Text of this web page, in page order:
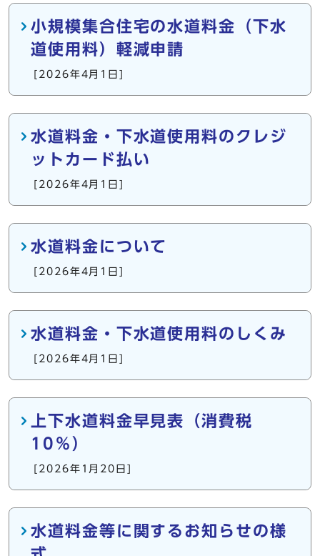
小規模集合住宅の水道料金（下水
道使用料）軽減申請
[2026年4月1日]
水道料金・下水道使用料のクレジ
ットカード払い
[2026年4月1日]
水道料金について
[2026年4月1日]
水道料金・下水道使用料のしくみ
[2026年4月1日]
上下水道料金早見表（消費税
10％）
[2026年1月20日]
水道料金等に関するお知らせの様